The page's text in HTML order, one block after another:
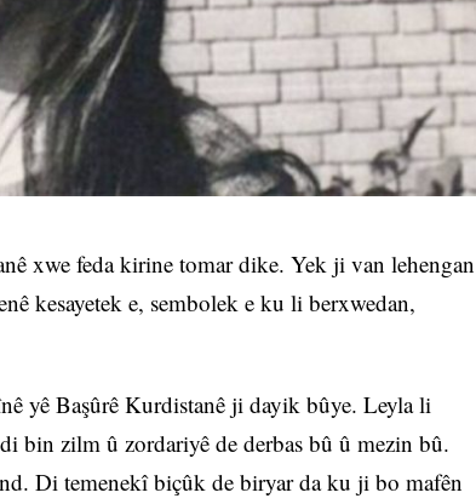
xwe feda kirine tomar dike. Yek ji van lehengan
kesayetek e, sembolek e ku li berxwedan,
yê Başûrê Kurdistanê ji dayik bûye. Leyla li
bin zilm û zordariyê de derbas bû û mezin bû.
Di temenekî biçûk de biryar da ku ji bo mafên